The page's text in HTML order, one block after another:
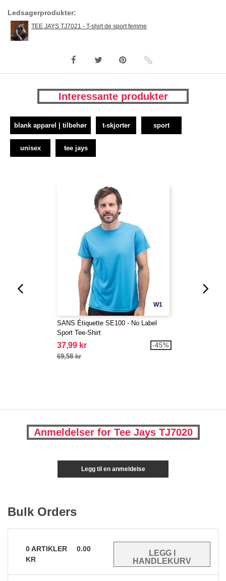
Ledsagerprodukter:
TEE JAYS TJ7021 - T-shirt de sport femme
Interessante produkter
blank apparel | tilbehør t-skjorter sport
unisex tee jays
W1
SANS Étiquette SE100 - No Label
Sport Tee-Shirt
37,99 kr
69,58 kr
-45%
Anmeldelser for Tee Jays TJ7020
Legg til en anmeldelse
Bulk Orders
0ARTIKLER
0.00
KR